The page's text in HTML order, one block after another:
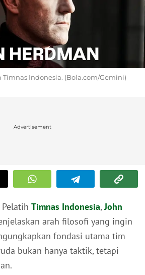
Indonesia. (Bola.com/Gemini)
Advertisement
Pelatih Timnas Indonesia,John
arah filosofi yang ingin
fondasi utama tim
bukan hanya taktik, tetapi